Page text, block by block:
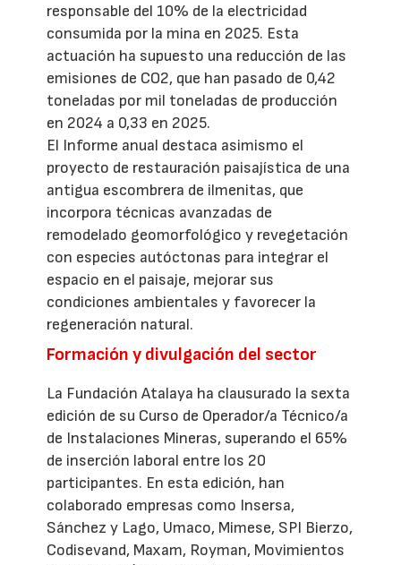
responsable del 10% de la electricidad
consumida por la mina en 2025. Esta
actuación ha supuesto una reducción de las
emisiones de CO2, que han pasado de 0,42
toneladas por mil toneladas de producción
en 2024 a 0,33 en 2025.
El Informe anual destaca asimismo el
proyecto de restauración paisajística de una
antigua escombrera de ilmenitas, que
incorpora técnicas avanzadas de
remodelado geomorfológico y revegetación
con especies autóctonas para integrar el
espacio en el paisaje, mejorar sus
condiciones ambientales y favorecer la
regeneración natural.
Formación y divulgación del sector
La Fundación Atalaya ha clausurado la sexta
edición de su Curso de Operador/a Técnico/a
de Instalaciones Mineras, superando el 65%
de inserción laboral entre los 20
participantes. En esta edición, han
colaborado empresas como Insersa,
Sánchez y Lago, Umaco, Mimese, SPI Bierzo,
Codisevand, Maxam, Royman, Movimientos